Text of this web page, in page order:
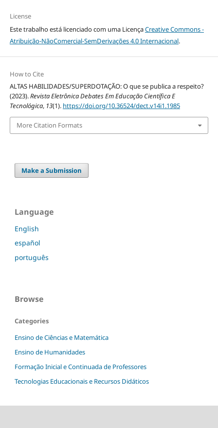
License
Este trabalho está licenciado com uma LicençaCreative Commons -
Atribuição-NãoComercial-SemDerivações 4.0 Internacional.
How to Cite
ALTAS HABILIDADES/SUPERDOTAÇÃO: O que se publica a respeito?
(2023).Revista Eletrônica Debates Em Educação Científica E
Tecnológica, 13(1). https://doi.org/10.36524/dect.v14i1.1985
More Citation Formats
Make a Submission
Language
English
español
português
Browse
Categories
Ensino de Ciências e Matemática
Ensino de Humanidades
Formação Inicial e Continuada de Professores
Tecnologias Educacionais e Recursos Didáticos